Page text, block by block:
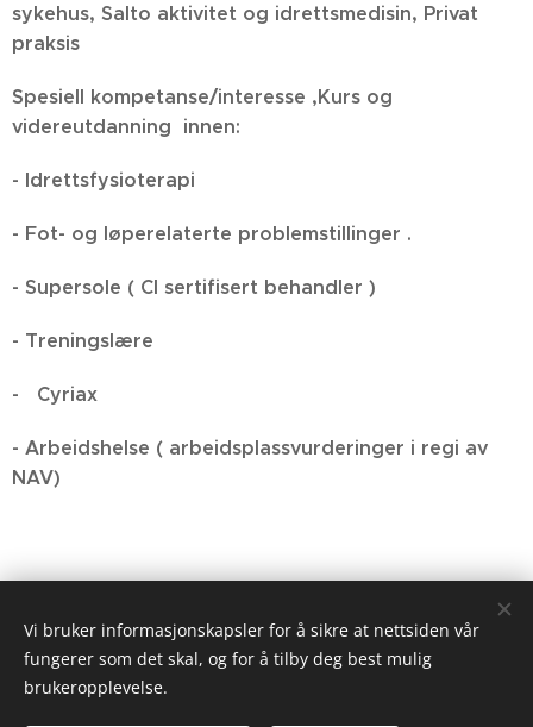
sykehus, Salto aktivitet og idrettsmedisin, Privat
praksis
Spesiell kompetanse/interesse ,Kurs og
videreutdanning innen:
- Idrettsfysioterapi
- Fot- og løperelaterte problemstillinger .
- Supersole ( CI sertifisert behandler )
- Treningslære
- Cyriax
- Arbeidshelse ( arbeidsplassvurderinger i regi av
NAV)
Vi bruker informasjonskapsler for å sikre at nettsiden vår
fungerer som det skal, og for å tilby deg best mulig
brukeropplevelse.